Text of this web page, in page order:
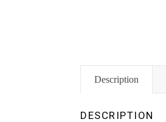
Description
DESCRIPTION